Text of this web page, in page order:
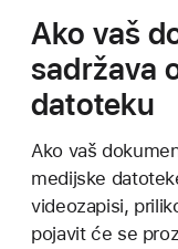
Ako vaš
sadržava
datoteku
Ako vaš
medijske
videozapisi,
pojavit će se